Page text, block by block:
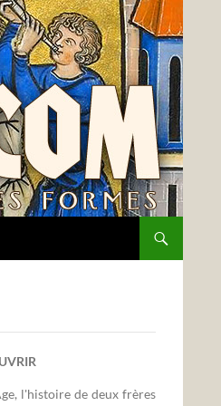
l'histoire de deux frères